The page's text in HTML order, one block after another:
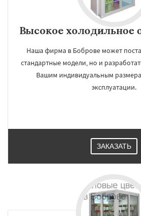
Высокое холодильное
Наша фирма в Боброве может
стандартные модели, но и
Вашим индивидуальным
эксплуатации.
ЗАКАЗАТЬ